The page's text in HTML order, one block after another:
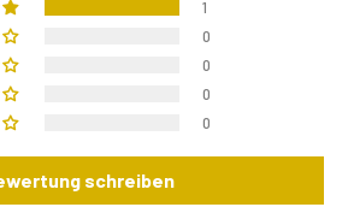
1
0
0
0
0
schreiben